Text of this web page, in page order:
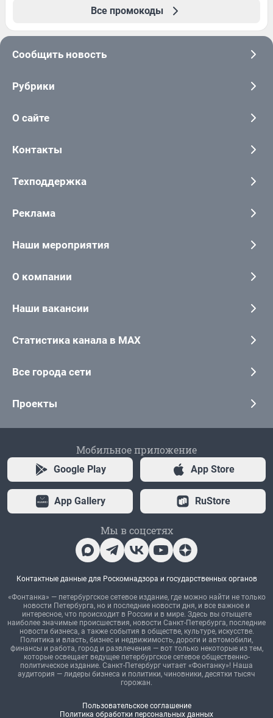
Все промокоды
Сообщить новость
Рубрики
О сайте
Контакты
Техподдержка
Реклама
Наши мероприятия
О компании
Наши вакансии
Статистика канала в MAX
Все города сети
Проекты
Мобильное приложение
Google Play App Store
App Gallery RuStore
Мы в соцсетях
Контактные данные для Роскомнадзора и государственных органов
«Фонтанка» — петербургское сетевое издание, где можно найти не только
новости Петербурга, но и последние новости дня, и все важное и
интересное, что происходит в России и в мире. Здесь вы отыщете
наиболее значимые происшествия, новости Санкт-Петербурга, последние
новости бизнеса, а также события в обществе, культуре, искусстве.
Политика и власть, бизнес и недвижимость, дороги и автомобили,
финансы и работа, город и развлечения — вот только некоторые из тем,
которые освещает ведущее петербургское сетевое общественно-
политическое издание. Санкт-Петербург читает «Фонтанку»! Наша
аудитория — лидеры бизнеса и политики, чиновники, десятки тысяч
горожан.
Пользовательское соглашение
Политика обработки персональных данных